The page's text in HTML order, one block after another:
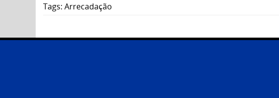
Tags: Arrecadação